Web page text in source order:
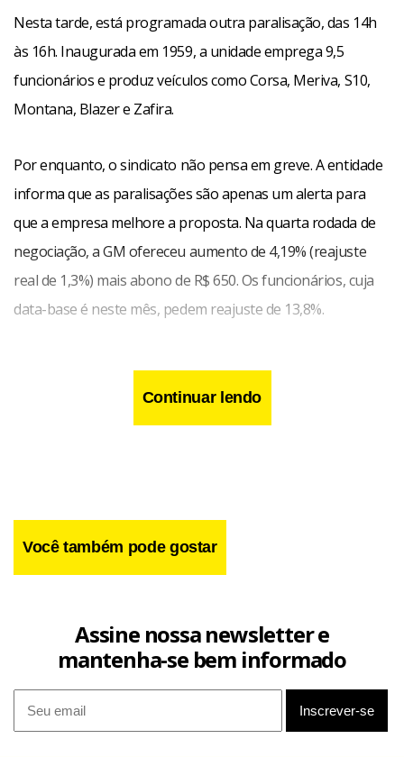
Nesta tarde, está programada outra paralisação, das 14h
às 16h. Inaugurada em 1959, a unidade emprega 9,5
funcionários e produz veículos como Corsa, Meriva, S10,
Montana, Blazer e Zafira.
Por enquanto, o sindicato não pensa em greve. A entidade
informa que as paralisações são apenas um alerta para
que a empresa melhore a proposta. Na quarta rodada de
negociação, a GM ofereceu aumento de 4,19% (reajuste
real de 1,3%) mais abono de R$ 650. Os funcionários, cuja
data-base é neste mês, pedem reajuste de 13,8%.
A polícia encontrou 60 corpos nas últimas 24 horas em
Bagdá,medicationsa maioria amarrados e com marcas de
Continuar lendo
Você também pode gostar
Assine nossa newsletter e
mantenha-se bem informado